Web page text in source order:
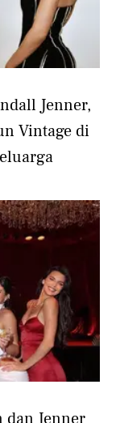
Jenner,
Vintage di